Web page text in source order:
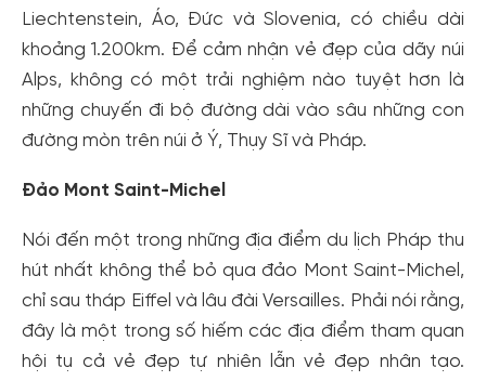
Liechtenstein, Áo, Đức và Slovenia, có chiều dài
khoảng 1.200km. Để cảm nhận vẻ đẹp của dãy núi
Alps, không có một trải nghiệm nào tuyệt hơn là
những chuyến đi bộ đường dài vào sâu những con
đường mòn trên núi ở Ý, Thụy Sĩ và Pháp.
Đảo Mont Saint-Michel
Nói đến một trong những địa điểm du lịch Pháp thu
hút nhất không thể bỏ qua đảo Mont Saint-Michel,
chỉ sau tháp Eiffel và lâu đài Versailles. Phải nói rằng,
đây là một trong số hiếm các địa điểm tham quan
hội tụ cả vẻ đẹp tự nhiên lẫn vẻ đẹp nhân tạo.